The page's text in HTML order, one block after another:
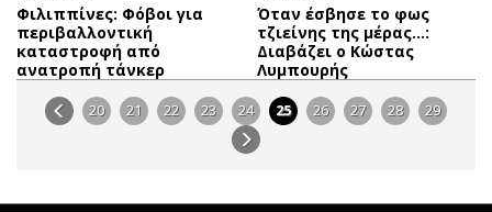
Φιλιππίνες: Φόβοι για
περιβαλλοντική
καταστροφή από
ανατροπή τάνκερ
Όταν έσβησε το φως
τζιείνης της μέρας…:
Διαβάζει o Κώστας
Λυμπουρής
20 21 22 23 24 25 26 27 28 29